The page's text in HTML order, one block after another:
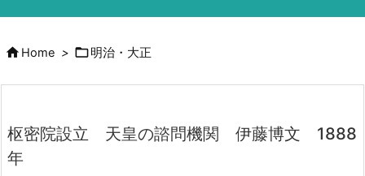
 Home > 明治・大正
枢密院設立 天皇の諮問機関 伊藤博文 1888
年